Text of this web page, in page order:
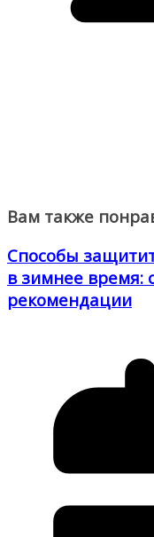
Вам также
Способы
в зимнее время:
рекомендации